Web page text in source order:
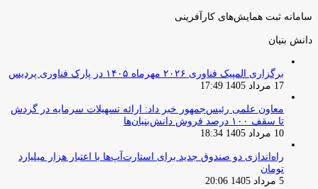
سامانه ثبت همایش‌های کارآفرینی
دانش‌ بنیان‌
برگزاری المپیک فناوری ۲۰۲۶ مهرماه ۱۴۰۵ در پارک فناوری پردیس
17 مرداد 1405 17:49
معاون علمی رئیس‌جمهور خبر داد: ارائه تسهیلات سرمایه در گردش
تا سقف ۱۰۰ درصد فروش دانش‌بنیان‌ها
10 مرداد 1405 18:34
راه‌اندازی دو صندوق جدید برای استارت‌آپ‌ها با اعتبار هزار میلیارد
تومان
5 مرداد 1405 20:06